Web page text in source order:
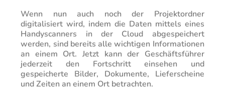
Wenn nun auch noch der Projektordner
digitalisiert wird, indem die Daten mittels eines
Handyscanners in der Cloud abgespeichert
werden, sind bereits alle wichtigen Informationen
an einem Ort. Jetzt kann der Geschäftsführer
jederzeit den Fortschritt einsehen und
gespeicherte Bilder, Dokumente, Lieferscheine
und Zeiten an einem Ort betrachten.